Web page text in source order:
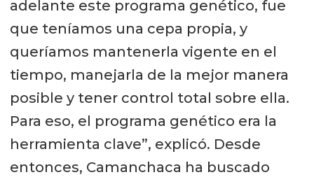
adelante este programa genético, fue
que teníamos una cepa propia, y
queríamos mantenerla vigente en el
tiempo, manejarla de la mejor manera
posible y tener control total sobre ella.
Para eso, el programa genético era la
herramienta clave”, explicó. Desde
entonces, Camanchaca ha buscado